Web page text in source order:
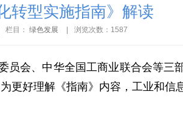
转型实施指南》解读
栏目： 绿色发展 浏览次数： 1587
员会、中华全国工商业联合会等三
更好理解《指南》内容，工业和信